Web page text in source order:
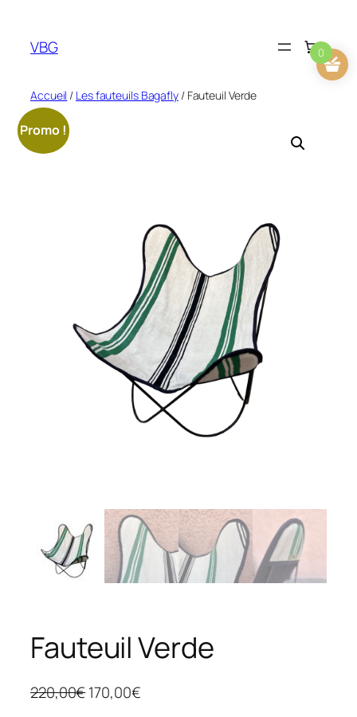
contenu
VBG
Accueil / Les fauteuils Bagafly/ Fauteuil Verde
Promo !
Fauteuil Verde
220,00€L
170,00€L
0